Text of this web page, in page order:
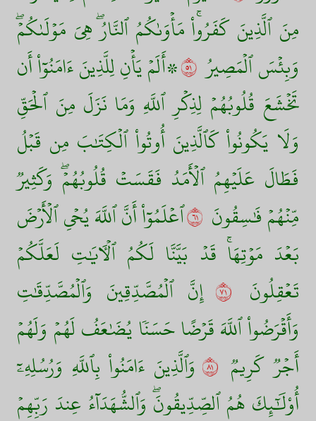
مِنَ ٱلَّذِينَ كَفَرُواْۚ مَأۡوَىٰكُمُ ٱلنَّارُۖ هِيَ مَوۡلَىٰكُمۡۖ
وَبِئۡسَ ٱلۡمَصِيرُ ١٥۞أَلَمۡ يَأۡنِ لِلَّذِينَ ءَامَنُوٓاْ أَن
تَخۡشَعَ قُلُوبُهُمۡ لِذِكۡرِ ٱللَّهِ وَمَا نَزَلَ مِنَ ٱلۡحَقِّ
وَلَا يَكُونُواْ كَٱلَّذِينَ أُوتُواْ ٱلۡكِتَٰبَ مِن قَبۡلُ
فَطَالَ عَلَيۡهِمُ ٱلۡأَمَدُ فَقَسَتۡ قُلُوبُهُمۡۖ وَكَثِيرٞ
مِّنۡهُمۡ فَٰسِقُونَ ١٦ٱعۡلَمُوٓاْ أَنَّ ٱللَّهَ يُحۡيِ ٱلۡأَرۡضَ
بَعۡدَ مَوۡتِهَاۚ قَدۡ بَيَّنَّا لَكُمُ ٱلۡأٓيَٰتِ لَعَلَّكُمۡ
تَعۡقِلُونَ ١٧ إِنَّ ٱلۡمُصَّدِّقِينَ وَٱلۡمُصَّدِّقَٰتِ
وَأَقۡرَضُواْ ٱللَّهَ قَرۡضًا حَسَنٗا يُضَٰعَفُ لَهُمۡ وَلَهُمۡ
أَجۡرٞ كَرِيمٞ ١٨ وَٱلَّذِينَ ءَامَنُواْ بِٱللَّهِ وَرُسُلِهِۦٓ
أُوْلَٰٓئِكَ هُمُ ٱلصِّدِّيقُونَۖ وَٱلشُّهَدَآءُ عِندَ رَبِّهِمۡ